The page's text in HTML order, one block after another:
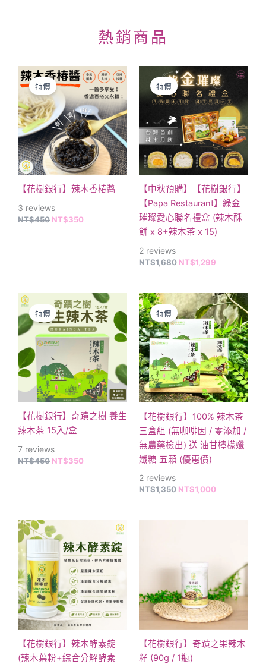
熱銷商品
特價
【花樹銀行】辣木香椿醬
3 reviews
NT$450
原
始
價
格：
NT$450。
NT$350
目
前
價
格：
NT$350。
特價
【中秋預購】【花樹銀行】
【Papa Restaurant】綠金
璀璨愛心聯名禮盒 (辣木酥
餅 x 8+辣木茶 x 15)
2 reviews
NT$1,680
原
始
價
格：
NT$1,680。
NT$1,299
前
價
格：
NT$1,299。
特價
【花樹銀行】奇蹟之樹 養生
辣木茶 15入/盒
7 reviews
NT$450
始
價
格：
NT$450。
NT$350
前
價
格：
NT$350。
特價
【花樹銀行】100% 辣木茶
三盒組 (無咖啡因 / 零添加 /
無農藥檢出) 送 油甘檸檬孅
孅糖 五顆 (優惠價)
2 reviews
NT$1,350
原
始
價
格：
NT$1,350。
NT$1,000
目
前
價
格：
NT$1,000。
此
產
品
有
多
種
款
式。
可
在
產
品
面
【花樹銀行】辣木酵素錠
(辣木葉粉+綜合分解酵素
【花樹銀行】奇蹟之果辣木
籽 (90g / 1瓶)